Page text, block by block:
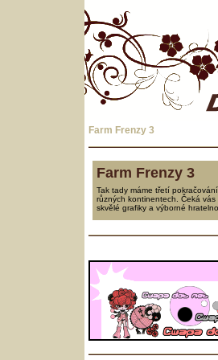
Farm Frenzy 3
Farm Frenzy 3
Tak tady máme třetí
různých kontinentech. Čeká
skvělé grafiky a výborné